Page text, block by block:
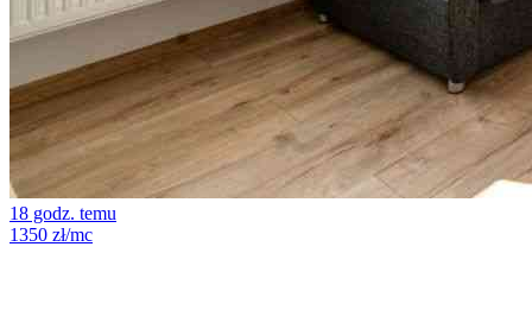
18 godz. temu
1350 zł/mc